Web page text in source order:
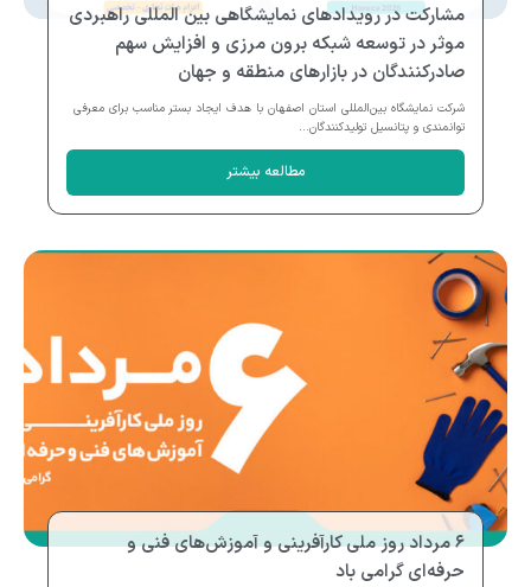
مشارکت در رویدادهای نمایشگاهی بین المللی راهبردی
موثر در توسعه شبکه برون مرزی و افزایش سهم
صادرکنندگان در بازارهای منطقه و جهان
شرکت نمایشگاه بین‌المللی استان اصفهان با هدف ایجاد بستر مناسب برای معرفی
توانمندی و پتانسیل تولیدکنندگان...
مطالعه بیشتر
۶ مرداد روز ملی کارآفرینی و آموزش‌های فنی و
حرفه‌ای گرامی باد